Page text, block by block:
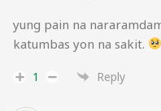
yung pain na
katumbas yon na sakit.
1 Reply